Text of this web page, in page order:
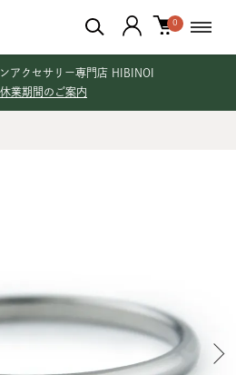
アクセサリー専門店 HIBINOI
業期間のご案内
0